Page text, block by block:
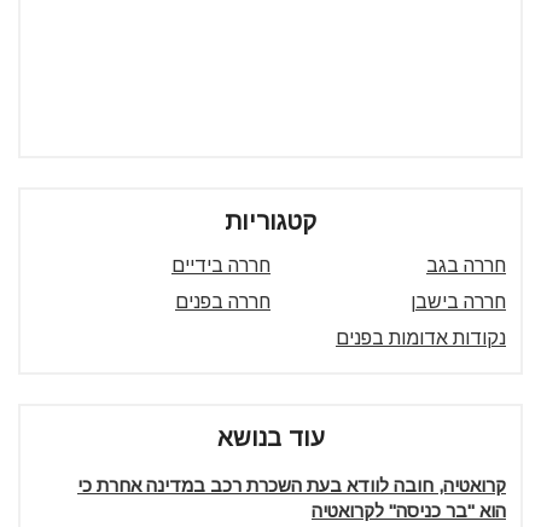
קטגוריות
חררה בגב
חררה בידיים
חררה בישבן
חררה בפנים
נקודות אדומות בפנים
עוד בנושא
קרואטיה, חובה לוודא בעת השכרת רכב במדינה אחרת כי
הוא "בר כניסה" לקרואטיה